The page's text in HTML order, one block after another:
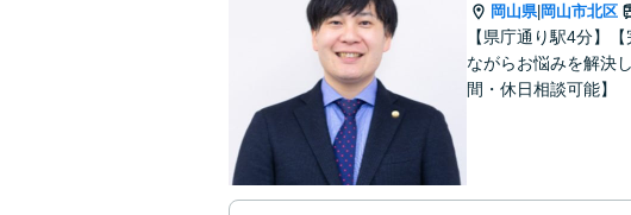
岡山県| 岡山市北区
【県庁通り駅4分】
ながらお悩みを解決
間・休日相談可能】